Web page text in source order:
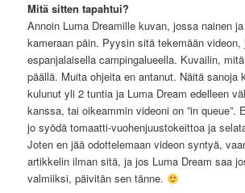
Mitä sitten tapahtui?
Annoin Luma Dreamille kuvan, jossa nainen
kameraan päin. Pyysin sitä tekemään
espanjalaisella campingalueella. Kuvailin,
päällä. Muita ohjeita en antanut. Näitä sanoja
kulunut yli 2 tuntia ja Luma Dream edelleen
kanssa, tai oikeammin videoni on ”in queue”.
jo syödä tomaatti-vuohenjuustokeittoa ja
Joten en jää odottelemaan videon syntyä,
artikkelin ilman sitä, ja jos Luma Dream saa
valmiiksi, päivitän sen tänne.